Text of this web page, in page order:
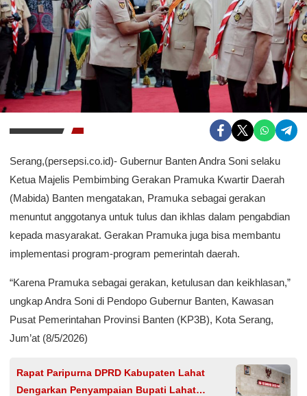
Serang,(persepsi.co.id)- Gubernur Banten Andra Soni selaku
Ketua Majelis Pembimbing Gerakan Pramuka Kwartir Daerah
(Mabida) Banten mengatakan, Pramuka sebagai gerakan
menuntut anggotanya untuk tulus dan ikhlas dalam pengabdian
kepada masyarakat. Gerakan Pramuka juga bisa membantu
implementasi program-program pemerintah daerah.
“Karena Pramuka sebagai gerakan, ketulusan dan keikhlasan,”
ungkap Andra Soni di Pendopo Gubernur Banten, Kawasan
Pusat Pemerintahan Provinsi Banten (KP3B), Kota Serang,
Jum’at (8/5/2026)
Rapat Paripurna DPRD Kabupaten Lahat
Dengarkan Penyampaian Bupati Lahat